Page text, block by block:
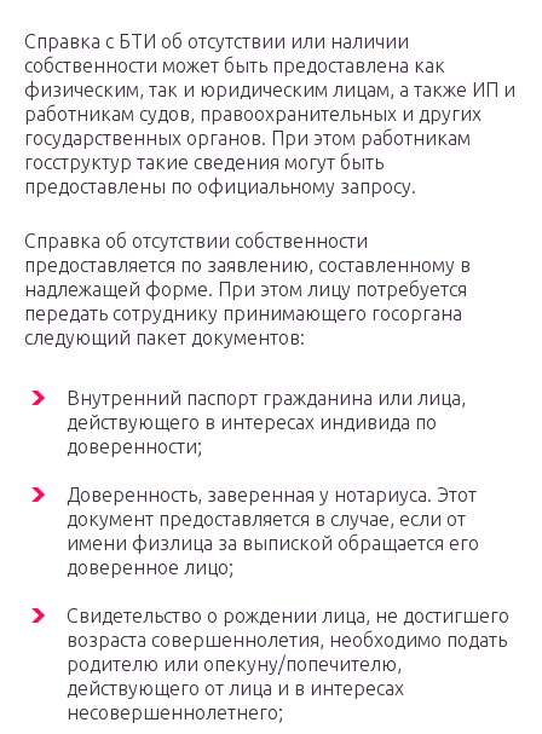
Справка с БТИ об отсутствии или наличии
собственности может быть предоставлена как
физическим, так и юридическим лицам, а также ИП и
работникам судов, правоохранительных и других
государственных органов. При этом работникам
госструктур такие сведения могут быть
предоставлены по официальному запросу.
Справка об отсутствии собственности
предоставляется по заявлению, составленному в
надлежащей форме. При этом лицу потребуется
передать сотруднику принимающего госоргана
следующий пакет документов:
Внутренний паспорт гражданина или лица,
действующего в интересах индивида по
доверенности;
Доверенность, заверенная у нотариуса. Этот
документ предоставляется в случае, если от
имени физлица за выпиской обращается его
доверенное лицо;
Свидетельство о рождении лица, не достигшего
возраста совершеннолетия, необходимо подать
родителю или опекуну/попечителю,
действующего от лица и в интересах
несовершеннолетнего;